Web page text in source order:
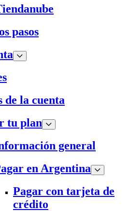
pasos
de la cuenta
tu plan
general
en Argentina
Pagar con tarjeta de
crédito